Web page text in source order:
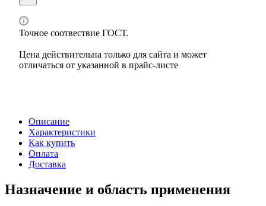
Точное соотвествие ГОСТ.
Цена действительна только для сайта и может
отличаться от указанной в прайс-листе
Описание
Характеристики
Как купить
Оплата
Доставка
Назначение и область применения